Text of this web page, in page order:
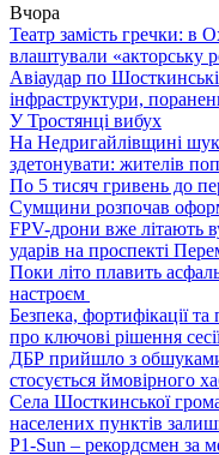
Вчора
Театр замість гречки: в
влаштували «акторську
Авіаудар по
інфраструктури,
У Тростянці вибух
На Недригайлівщині
здетонувати: жителів
По 5 тисяч гривень до
Сумщини розпочав
FPV-дрони вже літають
ударів на проспекті
Поки літо плавить
настроєм
Безпека, фортифікації
про ключові рішення
ДБР прийшло з
стосується ймовірного
Села Шосткинської
населених пунктів
P1-Sun – рекордсмен за